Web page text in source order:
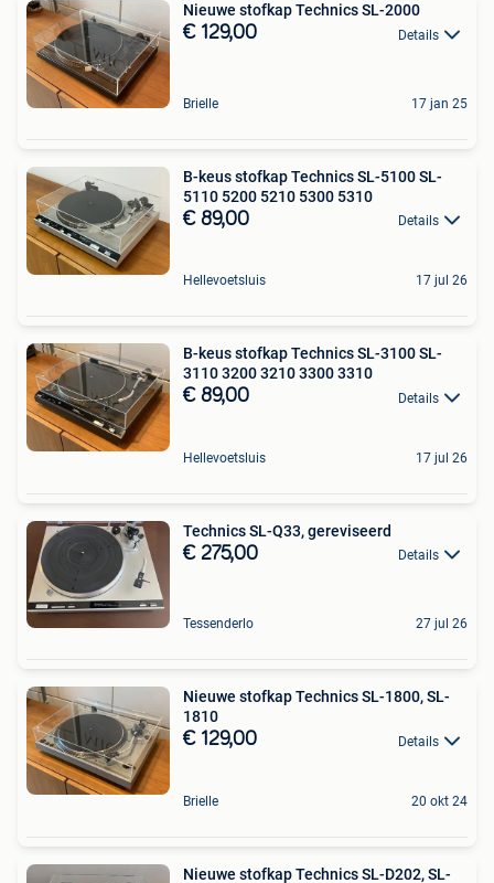
Nieuwe stofkap Technics SL-2000
€ 129,00 Details
Brielle 17 jan 25
B-keus stofkap Technics SL-5100 SL-
5110 5200 5210 5300 5310
€ 89,00 Details
Hellevoetsluis 17 jul 26
B-keus stofkap Technics SL-3100 SL-
3110 3200 3210 3300 3310
€ 89,00 Details
Hellevoetsluis 17 jul 26
Technics SL-Q33, gereviseerd
€ 275,00 Details
Tessenderlo 27 jul 26
Nieuwe stofkap Technics SL-1800, SL-
1810
€ 129,00 Details
Brielle 20 okt 24
Nieuwe stofkap Technics SL-D202, SL-